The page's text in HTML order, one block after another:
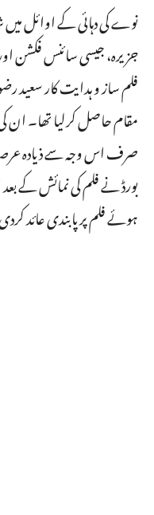
نوے کی دہائی کے اوائل میں
جزیرہ، جیسی سائنس فکشن
فلم ساز و ہدایت کار
مقام حاصل کرلیا تھا۔ ان
صرف اس وجہ سے ذیادہ عرصہ
بورڈ نے فلم کی نمائش کے
ہوئے فلم پر پابندی عائد